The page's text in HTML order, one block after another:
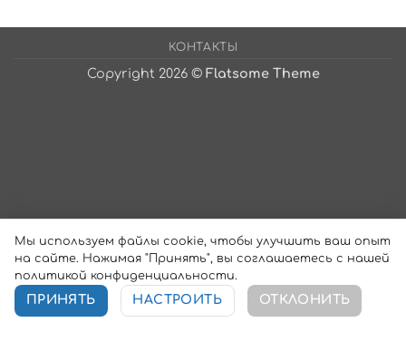
КОНТАКТЫ
Copyright 2026 © Flatsome Theme
Мы используем файлы cookie, чтобы улучшить ваш опыт
на сайте. Нажимая "Принять", вы соглашаетесь с нашей
политикой конфиденциальности.
ПРИНЯТЬ НАСТРОИТЬ ОТКЛОНИТЬ